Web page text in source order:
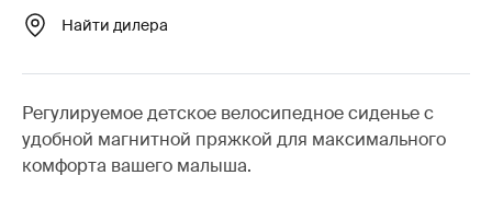
Найти дилера
Регулируемое детское велосипедное сиденье с
удобной магнитной пряжкой для максимального
комфорта вашего малыша.